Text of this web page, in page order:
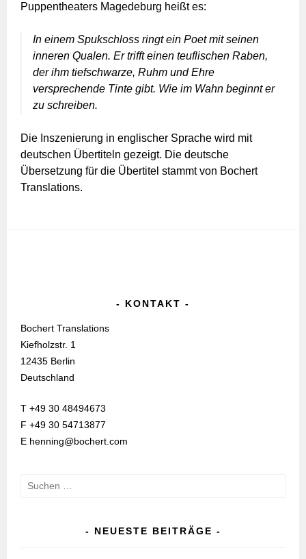
Puppentheaters Magedeburg heißt es:
In einem Spukschloss ringt ein Poet mit seinen
inneren Qualen. Er trifft einen teuflischen Raben,
der ihm tiefschwarze, Ruhm und Ehre
versprechende Tinte gibt. Wie im Wahn beginnt er
zu schreiben.
Die Inszenierung in englischer Sprache wird mit
deutschen Übertiteln gezeigt. Die deutsche
Übersetzung für die Übertitel stammt von Bochert
Translations.
KONTAKT
Bochert Translations
Kiefholzstr. 1
12435 Berlin
Deutschland
T +49 30 48494673
F +49 30 54713877
E henning@bochert.com
Suchen
NEUESTE BEITRÄGE